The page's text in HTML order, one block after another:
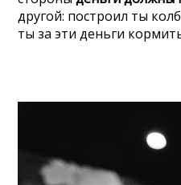
другой: построил ты
ты за эти деньги